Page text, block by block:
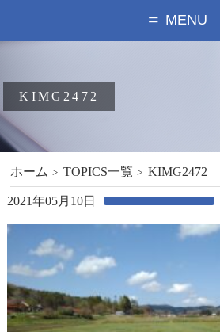
MENU
KIMG2472
ホーム TOPICS一覧 KIMG2472
2021年05月10日